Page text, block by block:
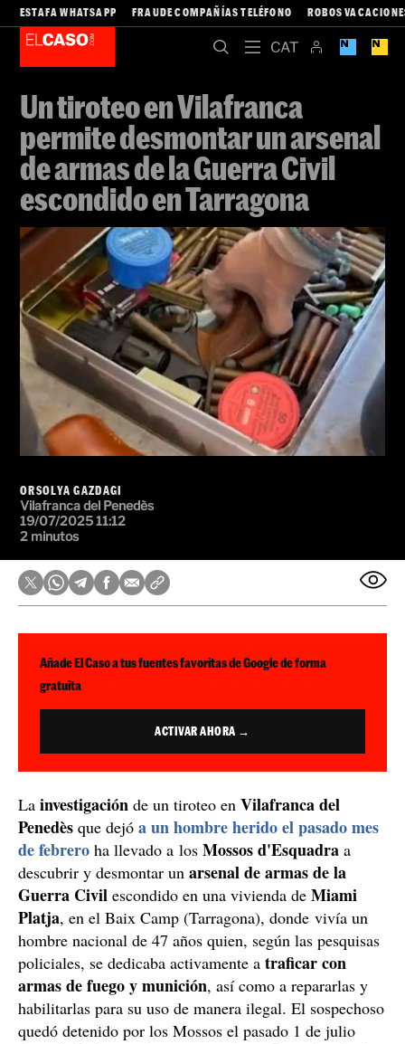
ESTAFA WHATSAPP FRAUDE COMPAÑÍAS TELÉFONO ROBOS
Un tiroteo en Vilafranca
permite desmontar un arsenal
de armas de la Guerra Civil
escondido en Tarragona
ORSOLYA GAZDAGI
Vilafranca del Penedès
19/07/2025 11:12
2 minutos
Añade El Caso a tus fuentes favoritas de Google de forma
gratuita
ACTIVAR AHORA →
La investigación de un tiroteo en Vilafranca del
Penedès que dejó a un hombre herido el pasado mes
de febrero ha llevado a los Mossos d'Esquadra a
descubrir y desmontar un arsenal de armas de la
Guerra Civil escondido en una vivienda de Miami
Platja, en el Baix Camp (Tarragona), donde vivía un
hombre nacional de 47 años quien, según las pesquisas
policiales, se dedicaba activamente a traficar con
armas de fuego y munición, así como a repararlas y
habilitarlas para su uso de manera ilegal. El sospechoso
quedó detenido por los Mossos el pasado 1 de julio